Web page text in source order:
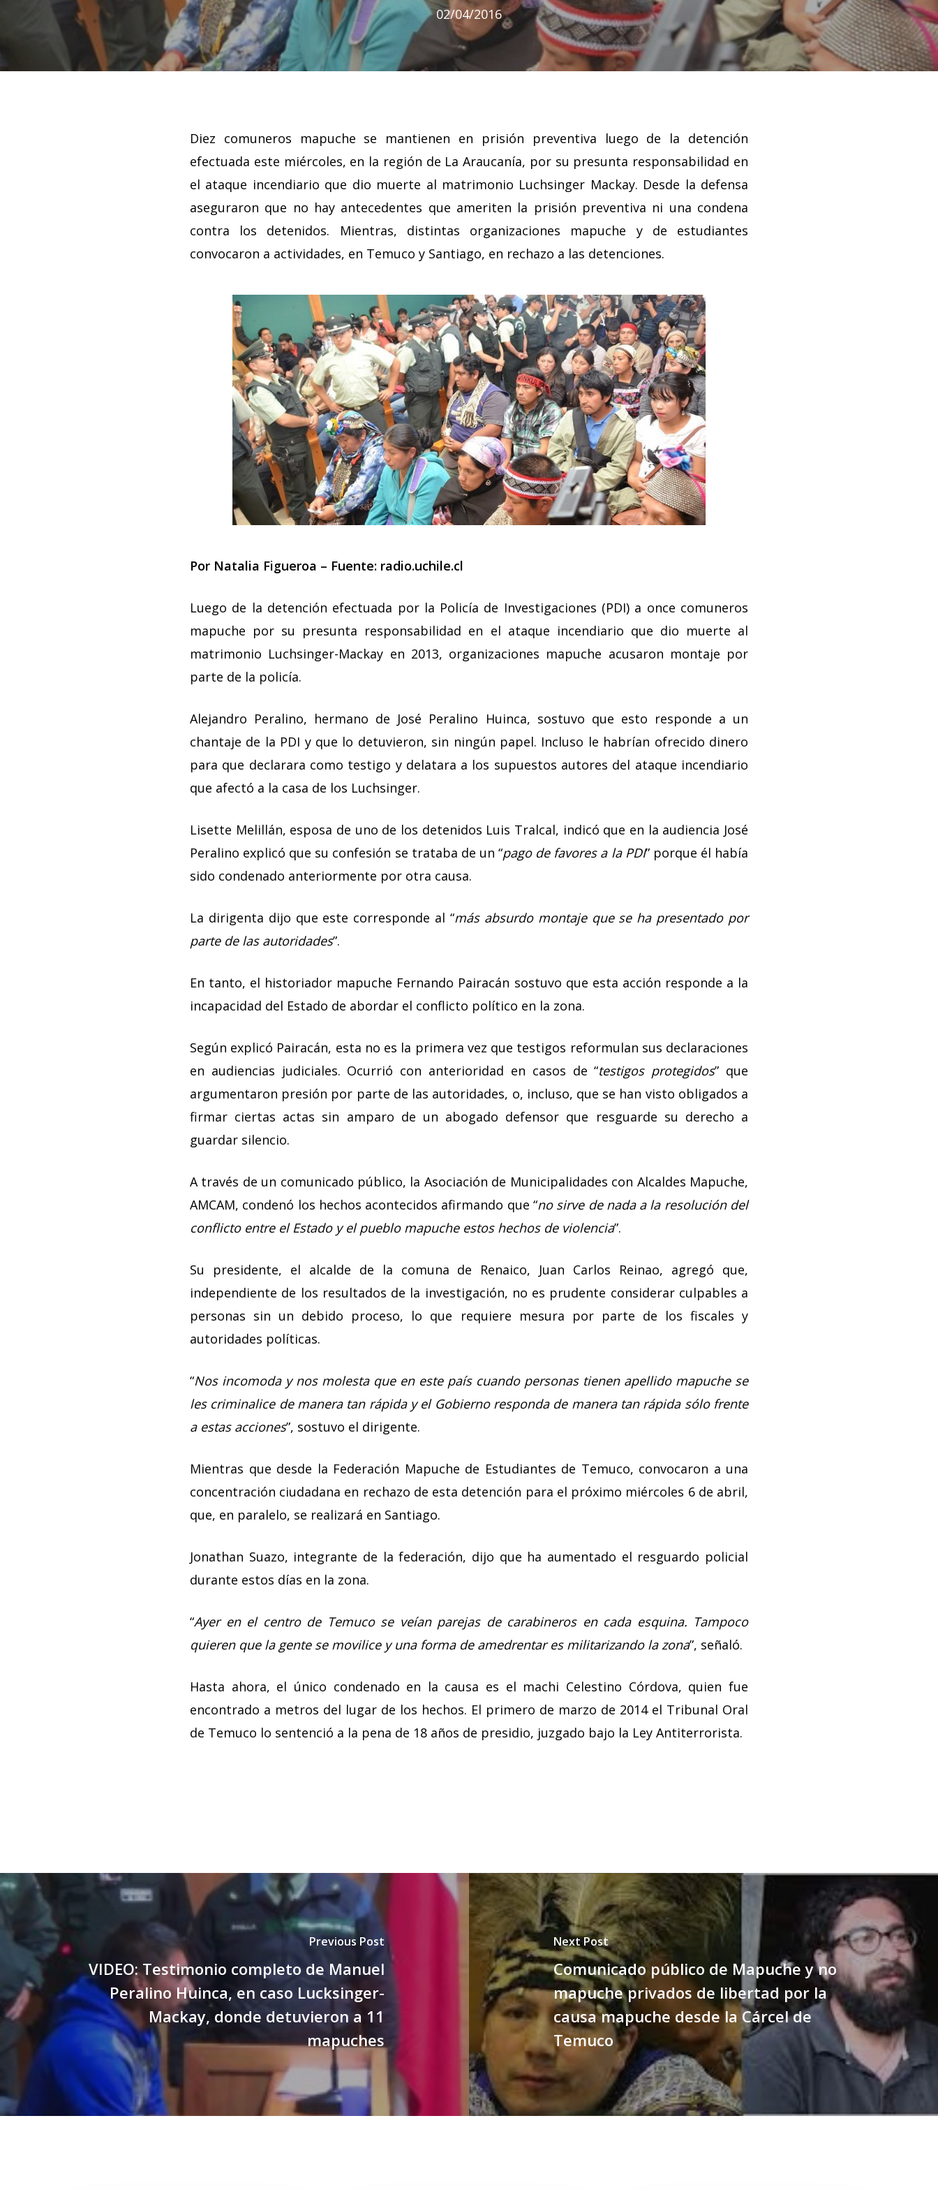
02/04/2016
Diez comuneros mapuche se mantienen en prisión preventiva luego de la detención
efectuada este miércoles, en la región de La Araucanía, por su presunta responsabilidad en
el ataque incendiario que dio muerte al matrimonio Luchsinger Mackay. Desde la defensa
aseguraron que no hay antecedentes que ameriten la prisión preventiva ni una condena
contra los detenidos. Mientras, distintas organizaciones mapuche y de estudiantes
convocaron a actividades, en Temuco y Santiago, en rechazo a las detenciones.
Por Natalia Figueroa – Fuente: radio.uchile.cl
Luego de la detención efectuada por la Policía de Investigaciones (PDI) a once comuneros
mapuche por su presunta responsabilidad en el ataque incendiario que dio muerte al
matrimonio Luchsinger-Mackay en 2013, organizaciones mapuche acusaron montaje por
parte de la policía.
Alejandro Peralino, hermano de José Peralino Huinca, sostuvo que esto responde a un
chantaje de la PDI y que lo detuvieron, sin ningún papel. Incluso le habrían ofrecido dinero
para que declarara como testigo y delatara a los supuestos autores del ataque incendiario
que afectó a la casa de los Luchsinger.
Lisette Melillán, esposa de uno de los detenidos Luis Tralcal, indicó que en la audiencia José
Peralino explicó que su confesión se trataba de un “pago de favores a la PDI” porque él había
sido condenado anteriormente por otra causa.
La dirigenta dijo que este corresponde al “más absurdo montaje que se ha presentado por
parte de las autoridades”.
En tanto, el historiador mapuche Fernando Pairacán sostuvo que esta acción responde a la
incapacidad del Estado de abordar el conflicto político en la zona.
Según explicó Pairacán, esta no es la primera vez que testigos reformulan sus declaraciones
en audiencias judiciales. Ocurrió con anterioridad en casos de “testigos protegidos” que
argumentaron presión por parte de las autoridades, o, incluso, que se han visto obligados a
firmar ciertas actas sin amparo de un abogado defensor que resguarde su derecho a
guardar silencio.
A través de un comunicado público, la Asociación de Municipalidades con Alcaldes Mapuche,
AMCAM, condenó los hechos acontecidos afirmando que “no sirve de nada a la resolución del
conflicto entre el Estado y el pueblo mapuche estos hechos de violencia”.
Su presidente, el alcalde de la comuna de Renaico, Juan Carlos Reinao, agregó que,
independiente de los resultados de la investigación, no es prudente considerar culpables a
personas sin un debido proceso, lo que requiere mesura por parte de los fiscales y
autoridades políticas.
“Nos incomoda y nos molesta que en este país cuando personas tienen apellido mapuche se
les criminalice de manera tan rápida y el Gobierno responda de manera tan rápida sólo frente
a estas acciones”, sostuvo el dirigente.
Mientras que desde la Federación Mapuche de Estudiantes de Temuco, convocaron a una
concentración ciudadana en rechazo de esta detención para el próximo miércoles 6 de abril,
que, en paralelo, se realizará en Santiago.
Jonathan Suazo, integrante de la federación, dijo que ha aumentado el resguardo policial
durante estos días en la zona.
“Ayer en el centro de Temuco se veían parejas de carabineros en cada esquina. Tampoco
quieren que la gente se movilice y una forma de amedrentar es militarizando la zona”, señaló.
Hasta ahora, el único condenado en la causa es el machi Celestino Córdova, quien fue
encontrado a metros del lugar de los hechos. El primero de marzo de 2014 el Tribunal Oral
de Temuco lo sentenció a la pena de 18 años de presidio, juzgado bajo la Ley Antiterrorista.
Previous Post
VIDEO: Testimonio completo de Manuel
Peralino Huinca, en caso Lucksinger-
Mackay, donde detuvieron a 11
mapuches
Next Post
Comunicado público de Mapuche y no
mapuche privados de libertad por la
causa mapuche desde la Cárcel de
Temuco